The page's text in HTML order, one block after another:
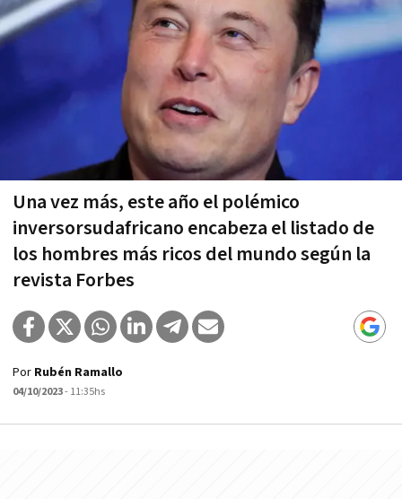
Una vez más, este año el polémico
inversorsudafricano encabeza el listado de
los hombres más ricos del mundo según la
revista Forbes
Por Rubén Ramallo
04/10/2023- 11:35hs